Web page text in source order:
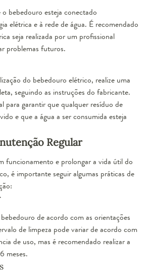
bebedouro esteja conectado
elétrica e à rede de água. É recomendado
seja realizada por um profissional
problemas futuros.
do bebedouro elétrico, realize uma
seguindo as instruções do fabricante.
para garantir que qualquer resíduo de
e que a água a ser consumida esteja
Regular
funcionamento e prolongar a vida útil do
é importante seguir algumas práticas de
de acordo com as orientações
de limpeza pode variar de acordo com
de uso, mas é recomendado realizar a
meses.